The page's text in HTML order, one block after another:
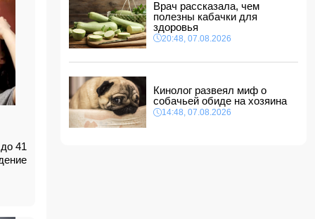
41
Никол Пашинян позвонил Ильхаму Алиеву
12:48, 08.08.2026
СМИ: США ищут на Кубе фигуру для
повторения "венесуэльского сценария"
Врач рассказала, чем
полезны кабачки для
здоровья
20:48, 07.08.2026
Кинолог развеял миф о
собачьей обиде на хозяина
14:48, 07.08.2026